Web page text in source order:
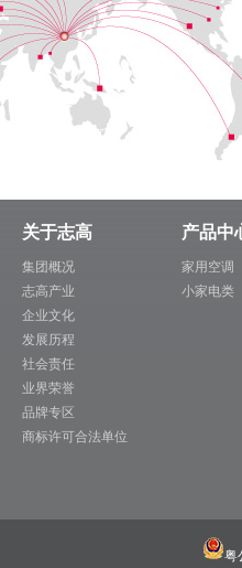
关于志高
集团概况
志高产业
企业文化
发展历程
社会责任
业界荣誉
品牌专区
商标许可合法单位
产品中
家用空调
小家电类
粤